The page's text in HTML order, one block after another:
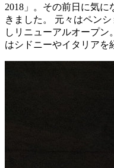
2018」。その前日に気
きました。 元々はペン
しリニューアルオープ
はシドニーやイタリアを